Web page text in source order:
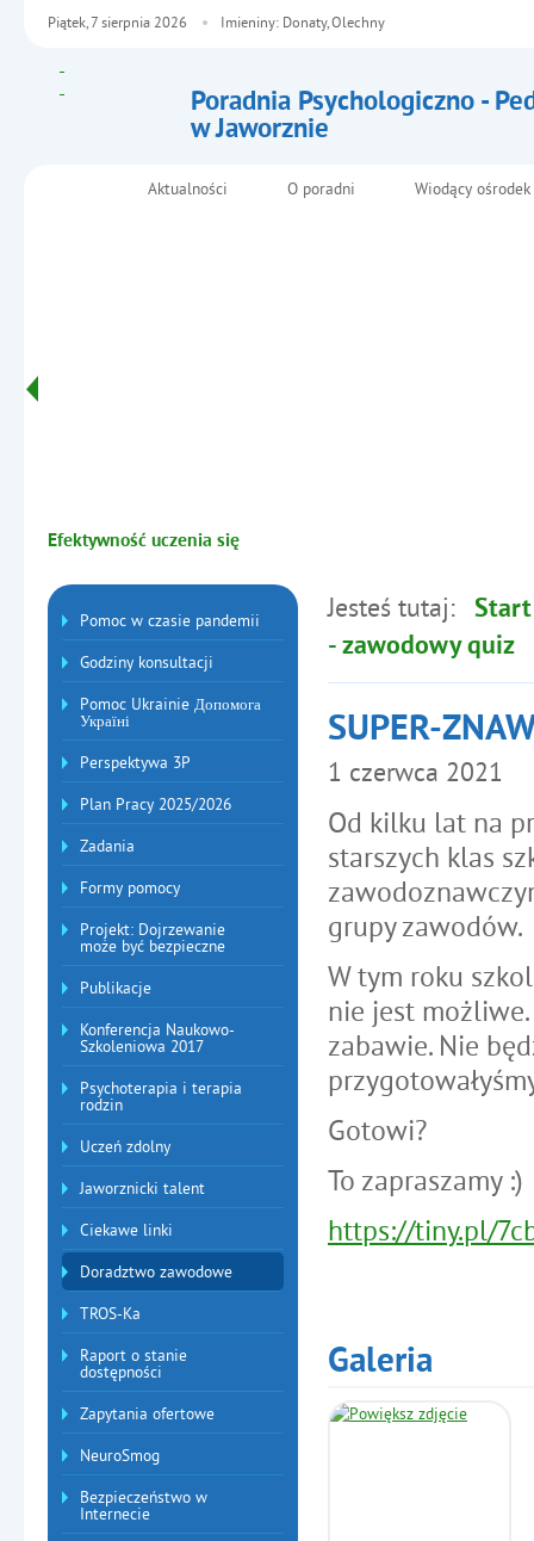
Poradnia Psychologiczno -
w Jaworznie
Piątek, 7 sierpnia 2026 Imieniny: Donaty, Olechny
Menu główneAktualności O poradni Wiodący ośrodek
Efektywność uczenia się
Menu dodatkowe
Pomoc w czasie pandemii
Godziny konsultacji
Pomoc Ukrainie Допомога
Україні
Perspektywa 3P
Plan Pracy 2025/2026
Zadania
Formy pomocy
Projekt: Dojrzewanie
może być bezpieczne
Publikacje
Konferencja Naukowo-
Szkoleniowa 2017
Psychoterapia i terapia
rodzin
Uczeń zdolny
Jaworznicki talent
Ciekawe linki
Doradztwo zawodowe
TROS-Ka
Raport o stanie
dostępności
Zapytania ofertowe
NeuroSmog
Bezpieczeństwo w
Internecie
Jesteś tutaj: Start
- zawodowy quiz
SUPER-
1 czerwca 2021
Od kilku lat na
starszych klas
grupy zawodów.
W tym roku
nie jest możliwe.
zabawie. Nie
Gotowi?
To zapraszamy :)
https://tiny.pl/
Galeria